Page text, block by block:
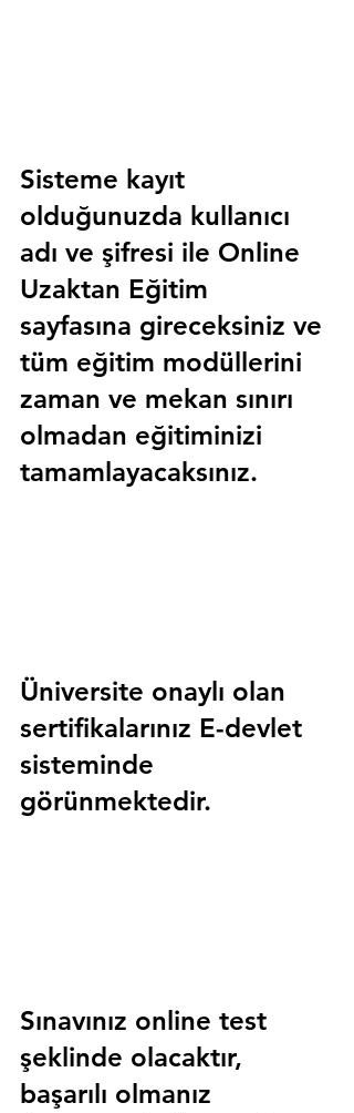
Sisteme kayıt
olduğunuzda kullanıcı
adı ve şifresi ile Online
Uzaktan Eğitim
sayfasına gireceksiniz ve
tüm eğitim modüllerini
zaman ve mekan sınırı
olmadan eğitiminizi
tamamlayacaksınız.
Üniversite onaylı olan
sertifikalarınız E-devlet
sisteminde
görünmektedir.
Sınavınız online test
şeklinde olacaktır,
başarılı olmanız